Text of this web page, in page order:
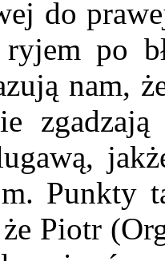
do
po
nam,
Punkty
Piotr